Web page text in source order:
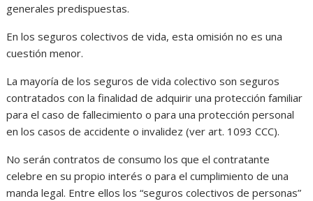
generales predispuestas.
En los seguros colectivos de vida, esta omisión no es una
cuestión menor.
La mayoría de los seguros de vida colectivo son seguros
contratados con la finalidad de adquirir una protección familiar
para el caso de fallecimiento o para una protección personal
en los casos de accidente o invalidez (ver art. 1093 CCC).
No serán contratos de consumo los que el contratante
celebre en su propio interés o para el cumplimiento de una
manda legal. Entre ellos los “seguros colectivos de personas”